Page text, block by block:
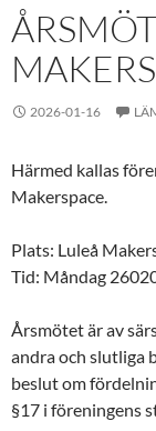
2026-01-16
Härmed kallas
Makerspace.
Plats: Luleå
Tid: Måndag
Årsmötet är av
andra och slutliga
beslut om
§17 i föreningens